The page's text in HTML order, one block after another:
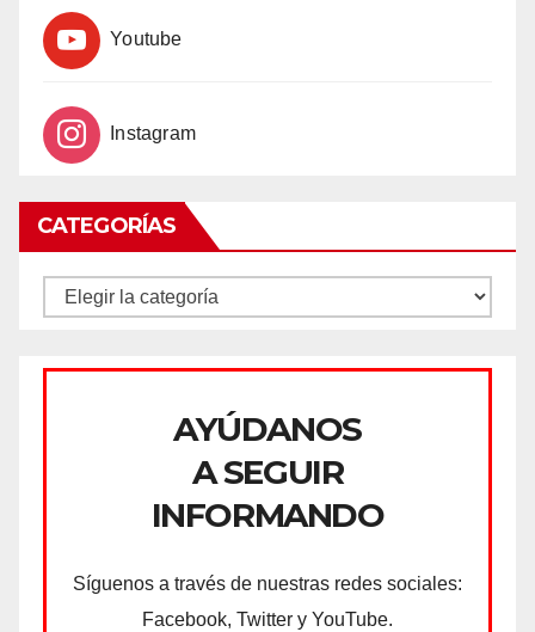
Youtube
Instagram
CATEGORÍAS
CATEGORÍAS
AYÚDANOS
A SEGUIR
INFORMANDO
Síguenos a través de nuestras redes sociales:
Facebook, Twitter y YouTube.